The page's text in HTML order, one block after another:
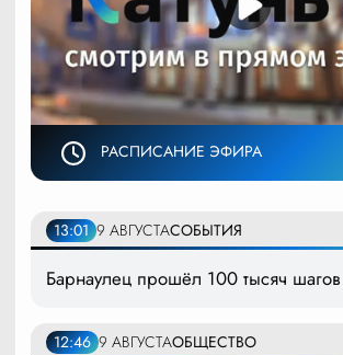
РАСПИСАНИЕ ЭФИРА
13:01 9 АВГУСТАСОБЫТИЯ
Барнаулец прошёл 100 тысяч шагов
12:46 9 АВГУСТАОБЩЕСТВО